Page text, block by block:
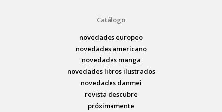
Catálogo
novedades europeo
novedades americano
novedades manga
novedades libros ilustrados
novedades danmei
revista descubre
próximamente